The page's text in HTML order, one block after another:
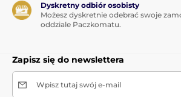
Dyskretny odbiór osobisty
Możesz dyskretnie odebrać swoje
oddziale Paczkomatu.
Zapisz się do newslettera
Wpisz tutaj swój e-mail